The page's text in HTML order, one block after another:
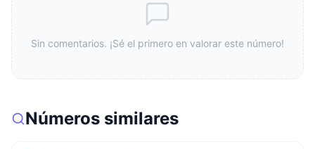
Sin comentarios. ¡Sé el primero en valorar este número!
Números similares